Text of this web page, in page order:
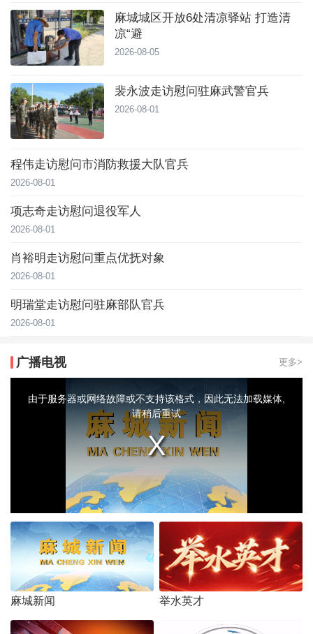
麻城城区开放6处清凉驿站 打造清
凉“避
2026-08-05
裴永波走访慰问驻麻武警官兵
2026-08-01
程伟走访慰问市消防救援大队官兵
2026-08-01
项志奇走访慰问退役军人
2026-08-01
肖裕明走访慰问重点优抚对象
2026-08-01
明瑞堂走访慰问驻麻部队官兵
2026-08-01
广播电视 更多>
modal由于服务器或网络故障或不支持该格式，因此无法加载媒体,
请稍后重试
麻城新闻 举水英才